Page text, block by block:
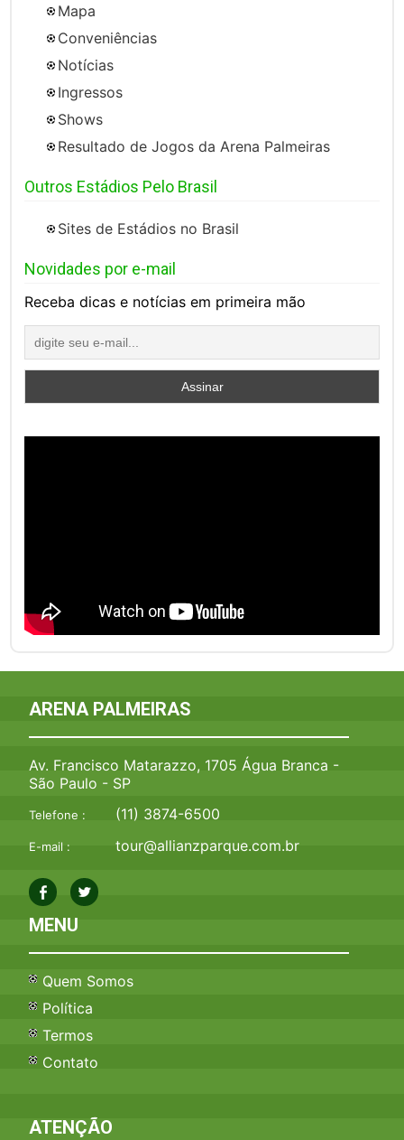
Mapa
Conveniências
Notícias
Ingressos
Shows
Resultado de Jogos da Arena Palmeiras
Outros Estádios Pelo Brasil
Sites de Estádios no Brasil
Novidades por e-mail
Receba dicas e notícias em primeira mão
ARENA PALMEIRAS
Av. Francisco Matarazzo, 1705 Água Branca -
São Paulo - SP
Telefone : (11) 3874-6500
E-mail : tour@allianzparque.com.br
MENU
Quem Somos
Política
Termos
Contato
ATENÇÃO